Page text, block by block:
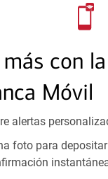
con
Móvil
alertas
foto para
Los productos de
No
No